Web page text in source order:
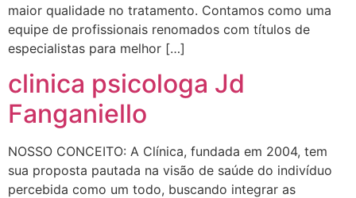
maior qualidade no tratamento. Contamos como uma
equipe de profissionais renomados com títulos de
especialistas para melhor […]
clinica psicologa Jd
Fanganiello
NOSSO CONCEITO: A Clínica, fundada em 2004, tem
sua proposta pautada na visão de saúde do indivíduo
percebida como um todo, buscando integrar as